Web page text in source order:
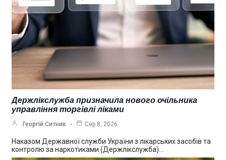
Держлікслужба призначила нового очільника
управління торгівлі ліками
Георгій Ситник Сер 8, 2026
Наказом Державної служби України з лікарських засобів та
контролю за наркотиками (Держлікслужба)…